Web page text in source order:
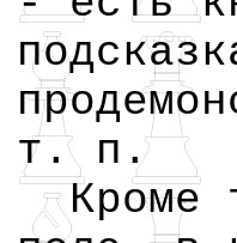
т. п.
Кроме